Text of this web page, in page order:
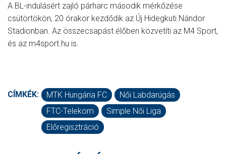
A BL-indulásért zajló párharc második mérkőzése
csütörtökön, 20 órakor kezdődik az Új Hidegkuti Nándor
Stadionban. Az összecsapást élőben közvetíti az M4 Sport,
és az m4sport.hu is.
CÍMKÉK: MTK Hungária FC
Női Labdarúgás
FTC-Telekom
Simple Női Liga
Előregisztráció